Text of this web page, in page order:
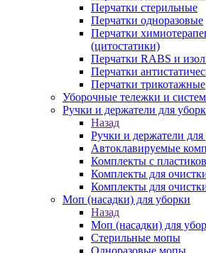
Перчатки стерильные
Перчатки одноразовые
Перчатки
(цитостатики)
Перчатки RABS и
Перчатки
Перчатки трикотажные
Уборочные тележки и
Ручки и держатели для
Назад
Ручки и держатели для
Автоклавируемые
Комплекты с
Комплекты для
Комплекты для
Моп (насадки) для уборки
Назад
Моп (насадки) для
Стерильные мопы
Одноразовые мопы